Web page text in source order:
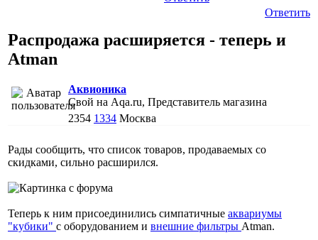
Ответить
Распродажа расширяется - теперь и
Atman
Аквионика
Свой на Aqa.ru, Представитель магазина
2354 1334 Москва
Рады сообщить, что список товаров, продаваемых со
скидками, сильно расширился.
Теперь к ним присоединились симпатичные аквариумы
"кубики" с оборудованием и внешние фильтры Atman.